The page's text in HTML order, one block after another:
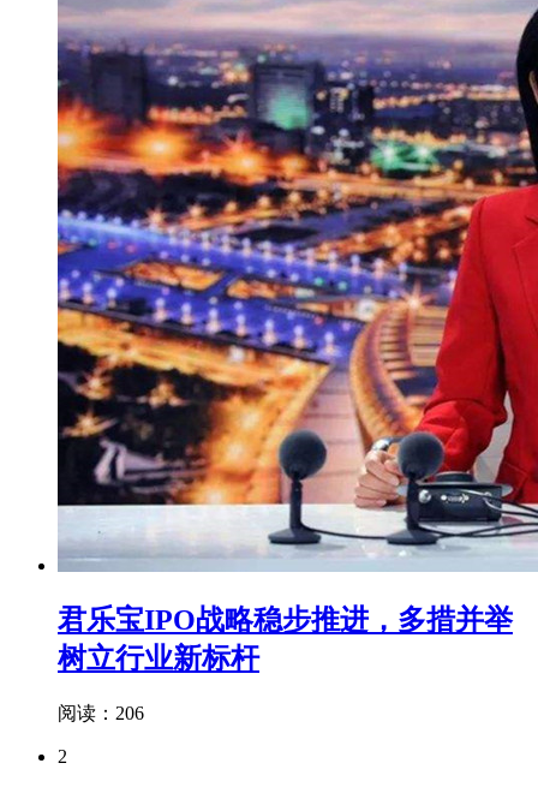
君乐宝IPO战略稳步推进，多措并举
树立行业新标杆
阅读：206
2